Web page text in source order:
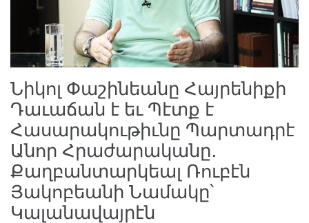
Նիկոլ Փաշինեանը Հայրենիքի
Դաւաճան է եւ Պէտք է
Հասարակութիւնը Պարտադրէ
Անոր Հրաժարականը․
Քաղբանտարկեալ Ռուբէն
Յակոբեանի Նամակը՝
Կալանավայրէն